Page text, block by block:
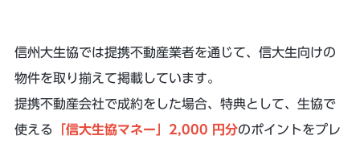
信州大生協では提携不動産業者を通じて、信大生向けの
物件を取り揃えて掲載しています。
提携不動産会社で成約をした場合、特典として、生協で
使える
「信大生協マネー」2,000 円分のポイントをプレ